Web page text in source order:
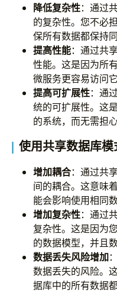
降低复杂性：通过
的复杂性。您不必
保所有数据都保持同
提高性能：通过共
性能。这是因为所
微服务更容易访问它
提高可扩展性：通
统的可扩展性。这
的系统，而无需担
使用共享数据库
增加耦合：通过共
间的耦合。这意味
能会影响使用相同
增加复杂性：通过
复杂性。这是因为
的数据模型，并且
数据丢失风险增加
数据丢失的风险。
据库中的所有数据都